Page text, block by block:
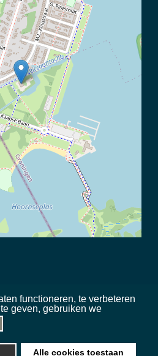
functioneren, te verbeteren
geven, gebruiken we
Alle cookies toestaan
|privacy disclaimer|regels in het
hosting & updates
Silverstone Studio